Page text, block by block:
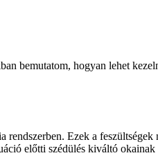
bemutatom, hogyan lehet
Ezek a
előtti szédülés kiváltó okainak